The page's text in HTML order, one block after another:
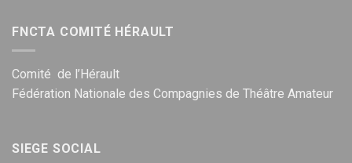
FNCTA COMITÉ HÉRAULT
Comité de l’Hérault
Fédération Nationale des Compagnies de Théâtre Amateur
SIEGE SOCIAL